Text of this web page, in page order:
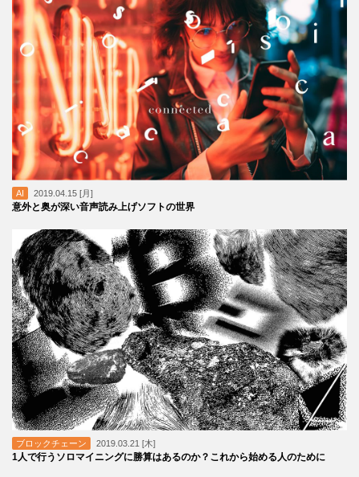
AI 2019.04.15 [月]
意外と奥が深い音声読み上げソフトの世界
ブロックチェーン 2019.03.21 [木]
1人で行うソロマイニングに勝算はあるのか？これから始める人のために